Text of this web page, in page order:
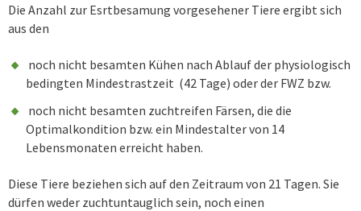
Die Anzahl zur Esrtbesamung vorgesehener Tiere ergibt sich
aus den
noch nicht besamten Kühen nach Ablauf der physiologisch
bedingten Mindestrastzeit (42 Tage) oder der FWZ bzw.
noch nicht besamten zuchtreifen Färsen, die die
Optimalkondition bzw. ein Mindestalter von 14
Lebensmonaten erreicht haben.
Diese Tiere beziehen sich auf den Zeitraum von 21 Tagen. Sie
dürfen weder zuchtuntauglich sein, noch einen